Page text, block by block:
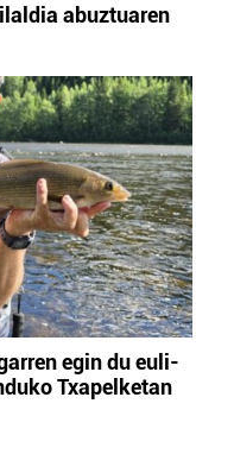
abuztuaren
egin du euli-
Txapelketan